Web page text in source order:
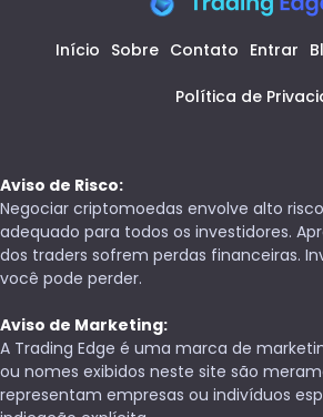
Início Sobre Contato Entrar
Política de
Aviso de Risco:
Negociar criptomoedas envolve alto
adequado para todos os investidores.
dos traders sofrem perdas financeiras.
você pode perder.
Aviso de Marketing:
A Trading Edge é uma marca de
ou nomes exibidos neste site são
representam empresas ou indivíduos